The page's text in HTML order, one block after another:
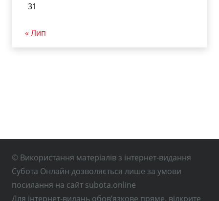
31
« Лип
© Використання матеріалів з інтернет-видання
Субота Онлайн дозволяється лише за умови
посилання на сайт subota.online
Для інтернет-видань обов’язкове пряме, відкрите